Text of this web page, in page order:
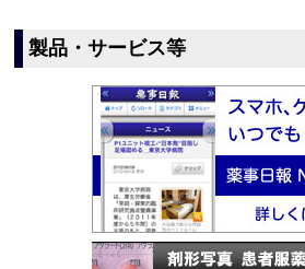
製品・サービス等